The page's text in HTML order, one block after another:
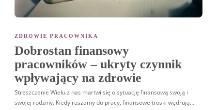
ZDROWIE PRACOWNIKA
Dobrostan finansowy
pracowników – ukryty czynnik
wpływający na zdrowie
Streszczenie Wielu z nas martwi się o sytuację finansową swoją i
swojej rodziny. Kiedy ruszamy do pracy, finansowe troski wędrują…